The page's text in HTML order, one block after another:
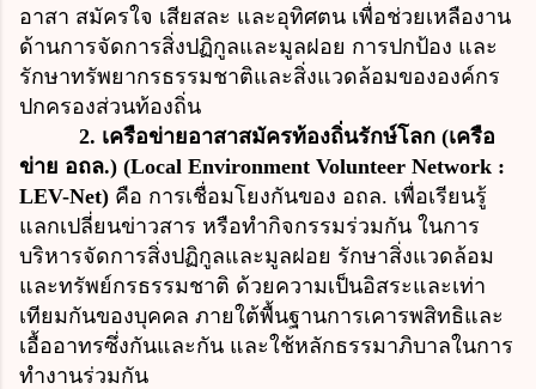
อาสา สมัครใจ เสียสละ และอุทิศตน เพื่อช่วยเหลืองาน
ด้านการจัดการสิ่งปฏิกูลและมูลฝอย การปกป้อง และ
รักษาทรัพยากรธรรมชาติและสิ่งแวดล้อมขององค์กร
ปกครองส่วนท้องถิ่น
2. เครือข่ายอาสาสมัครท้องถิ่นรักษ์โลก (เครือ
ข่าย อถล.) (Local Environment Volunteer Network :
LEV-Net) คือ การเชื่อมโยงกันของ อถล. เพื่อเรียนรู้
แลกเปลี่ยนข่าวสาร หรือทำกิจกรรมร่วมกัน ในการ
บริหารจัดการสิ่งปฏิกูลและมูลฝอย รักษาสิ่งแวดล้อม
และทรัพย์กรธรรมชาติ ด้วยความเป็นอิสระและเท่า
เทียมกันของบุคคล ภายใต้พื้นฐานการเคารพสิทธิและ
เอื้ออาทรซึ่งกันและกัน และใช้หลักธรรมาภิบาลในการ
ทำงานร่วมกัน